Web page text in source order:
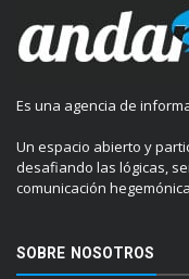
Es una agencia de
Un espacio abierto y
desafiando las lógicas,
comunicación
SOBRE NOSOTROS